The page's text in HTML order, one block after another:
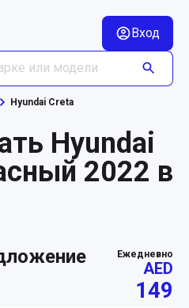
Вход
Hyundai Creta
Hyundai
2022 в
ежедневно
AED
149